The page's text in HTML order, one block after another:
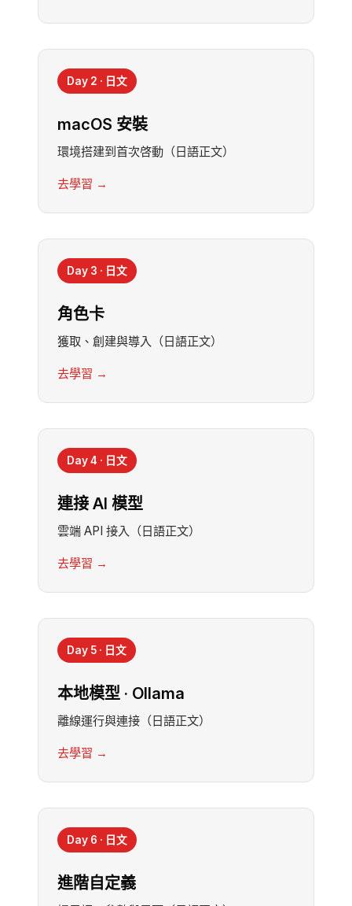
Day 2 · 日文
macOS 安裝
環境搭建到首次啓動（日語正文）
去學習 →
Day 3 · 日文
角色卡
獲取、創建與導入（日語正文）
去學習 →
Day 4 · 日文
連接 AI 模型
雲端 API 接入（日語正文）
去學習 →
Day 5 · 日文
本地模型 · Ollama
離線運行與連接（日語正文）
去學習 →
Day 6 · 日文
進階自定義